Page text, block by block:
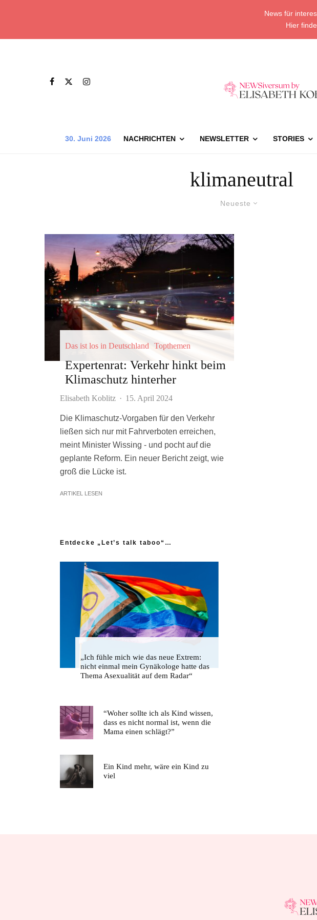
News für
Hier
30. Juni 2026 NACHRICHTEN NEWSLETTER STORIES
klimaneutral
Neueste
Das ist los in Deutschland Topthemen
Expertenrat: Verkehr hinkt beim
Klimaschutz hinterher
Elisabeth Koblitz · 15. April 2024
Die Klimaschutz-Vorgaben für den Verkehr
ließen sich nur mit Fahrverboten erreichen,
meint Minister Wissing - und pocht auf die
geplante Reform. Ein neuer Bericht zeigt, wie
groß die Lücke ist.
ARTIKEL LESEN
Entdecke „Let’s talk taboo“…
„Ich fühle mich wie das neue Extrem:
nicht einmal mein Gynäkologe hatte das
Thema Asexualität auf dem Radar“
“Woher sollte ich als Kind wissen,
dass es nicht normal ist, wenn die
Mama einen schlägt?”
Ein Kind mehr, wäre ein Kind zu
viel